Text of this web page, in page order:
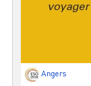
Angers